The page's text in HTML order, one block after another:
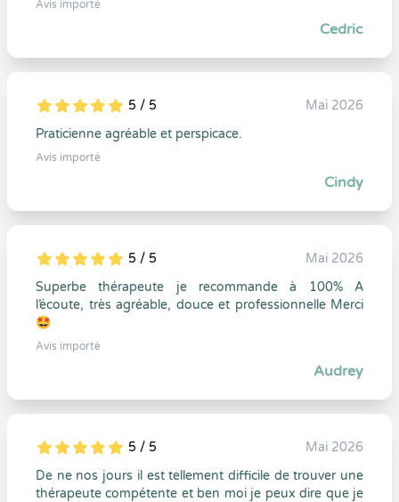
Avis importé
Cedric
5
1
5
0 5 / 5
Mai 2026
Praticienne agréable et perspicace.
Avis importé
Cindy
5
1
5
0 5 / 5
Mai 2026
Superbe thérapeute je recommande à 100% A
l’écoute, très agréable, douce et professionnelle Merci
🤩
Avis importé
Audrey
5
1
5
0 5 / 5
Mai 2026
De ne nos jours il est tellement difficile de trouver une
thérapeute compétente et ben moi je peux dire que je